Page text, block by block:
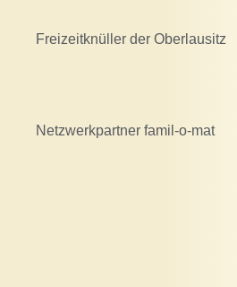
Freizeitknüller der Oberlausitz
Netzwerkpartner famil-o-mat